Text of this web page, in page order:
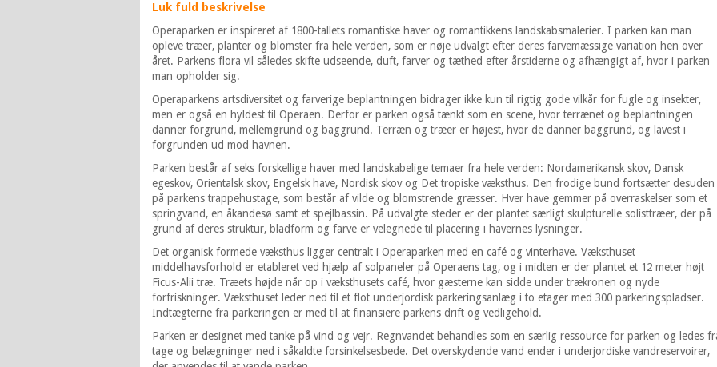
Luk fuld beskrivelse
Operaparken er inspireret af 1800-tallets romantiske haver og romantikkens landskabsmalerier. I parken kan man
opleve træer, planter og blomster fra hele verden, som er nøje udvalgt efter deres farvemæssige variation hen over
året. Parkens flora vil således skifte udseende, duft, farver og tæthed efter årstiderne og afhængigt af, hvor i parken
man opholder sig.
Operaparkens artsdiversitet og farverige beplantningen bidrager ikke kun til rigtig gode vilkår for fugle og insekter,
men er også en hyldest til Operaen. Derfor er parken også tænkt som en scene, hvor terrænet og beplantningen
danner forgrund, mellemgrund og baggrund. Terræn og træer er højest, hvor de danner baggrund, og lavest i
forgrun­den ud mod havnen.
Parken består af seks forskellige haver med landskabelige temaer fra hele verden: Nordamerikansk skov, Dansk
egeskov, Orientalsk skov, Engelsk have, Nordisk skov og Det tropiske væksthus. Den frodige bund fortsætter desuden
på parkens trappehustage, som består af vilde og blomstrende græsser. Hver have gemmer på overraskelser som et
springvand, en åkandesø samt et spejlbassin. På udvalgte steder er der plantet særligt skulpturelle solisttræer, der på
grund af deres struktur, blad­form og farve er velegnede til placering i havernes lysninger.
Det organisk formede væksthus ligger centralt i Operaparken med en café og vinterhave. Væksthuset
middelhavsforhold er etableret ved hjælp af solpaneler på Operaens tag, og i midten er der plantet et 12 meter højt
Ficus-Alii træ. Træets højde når op i væksthusets café, hvor gæsterne kan sidde under trækronen og nyde
forfriskninger. Væksthuset leder ned til et flot underjordisk parkeringsanlæg i to etager med 300 parkeringspladser.
Indtægterne fra parkeringen er med til at finansiere parkens drift og vedligehold.
Parken er designet med tanke på vind og vejr. Regnvandet behandles som en særlig ressource for parken og ledes
tage og belægninger ned i såkaldte forsinkelsesbede. Det overskydende vand ender i underjordiske vandreservoirer,